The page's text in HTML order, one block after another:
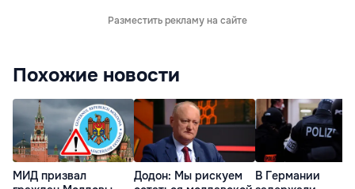
Разместить рекламу на сайте
Похожие новости
МИД призвал
Додон: Мы рискуем
В Германии